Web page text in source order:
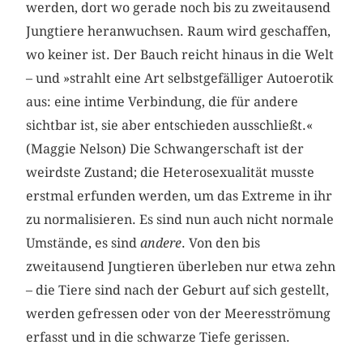
werden, dort wo gerade noch bis zu zweitausend
Jungtiere heranwuchsen. Raum wird geschaffen,
wo keiner ist. Der Bauch reicht hinaus in die Welt
– und »strahlt eine Art selbstgefälliger Autoerotik
aus: eine intime Verbindung, die für andere
sichtbar ist, sie aber entschieden ausschließt.«
(Maggie Nelson) Die Schwangerschaft ist der
weirdste Zustand; die Heterosexualität musste
erstmal erfunden werden, um das Extreme in ihr
zu normalisieren. Es sind nun auch nicht normale
Umstände, es sindandere. Von den bis
zweitausend Jungtieren überleben nur etwa zehn
– die Tiere sind nach der Geburt auf sich gestellt,
werden gefressen oder von der Meeresströmung
erfasst und in die schwarze Tiefe gerissen.